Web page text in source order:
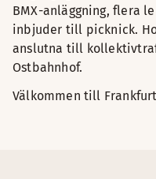
BMX-anläggning, flera
inbjuder till picknick.
anslutna till
Ostbahnhof.
Välkommen till